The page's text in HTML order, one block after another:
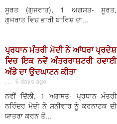
ਸੂਰਤ (ਗੁਜਰਾਤ), 1 ਅਗਸਤ- ਸੂਰਤ,
ਗੁਜਰਾਤ ਵਿਚ ਭਾਰੀ ਬਾਰਿਸ਼ ਦਾ...
ਪ੍ਰਧਾਨ ਮੰਤਰੀ ਮੋਦੀ ਨੇ ਆਂਧਰਾ ਪ੍ਰਦੇਸ਼
ਵਿਚ ਇਕ ਨਵੇਂ ਅੰਤਰਰਾਸ਼ਟਰੀ ਹਵਾਈ
ਅੱਡੇ ਦਾ ਉਦਘਾਟਨ ਕੀਤਾ
. . . 6 days ago
ਨਵੀਂ ਦਿੱਲੀ, 1 ਅਗਸਤ- ਪ੍ਰਧਾਨ ਮੰਤਰੀ
ਨਰਿੰਦਰ ਮੋਦੀ ਨੇ ਸ਼ਨੀਵਾਰ ਨੂੰ ਕਰਨਾਟਕ ਦੀ
ਯਾਤਰਾ ਕਰਨ ਤੋਂ...